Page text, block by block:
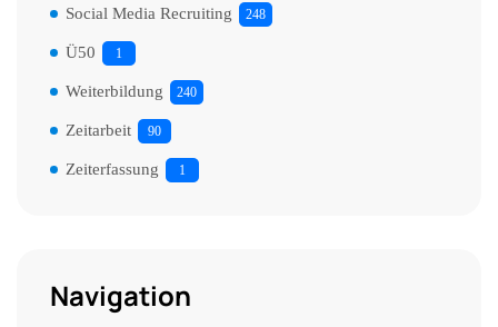
Social Media Recruiting 248
Ü50 1
Weiterbildung 240
Zeitarbeit 90
Zeiterfassung 1
Navigation